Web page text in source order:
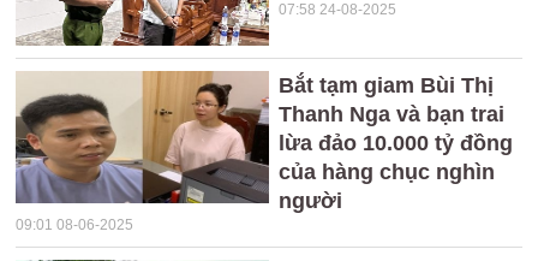
07:58 24-08-2025
Bắt tạm giam Bùi Thị
Thanh Nga và bạn trai
lừa đảo 10.000 tỷ đồng
của hàng chục nghìn
người
09:01 08-06-2025